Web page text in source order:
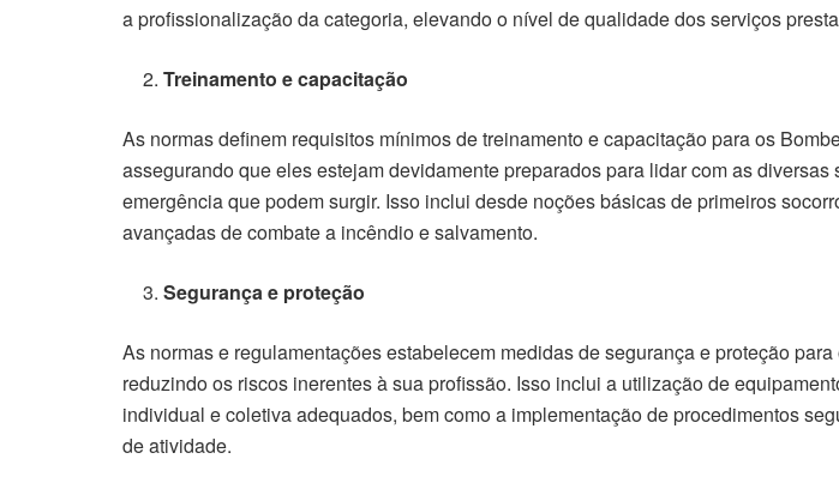
a profissionalização da categoria, elevando o nível de qualidade dos serviços
Treinamento e capacitação
As normas definem requisitos mínimos de treinamento e capacitação para os
assegurando que eles estejam devidamente preparados para lidar com as diversas
emergência que podem surgir. Isso inclui desde noções básicas de primeiros
avançadas de combate a incêndio e salvamento.
Segurança e proteção
As normas e regulamentações estabelecem medidas de segurança e proteção
reduzindo os riscos inerentes à sua profissão. Isso inclui a utilização de
individual e coletiva adequados, bem como a implementação de procedimentos
de atividade.